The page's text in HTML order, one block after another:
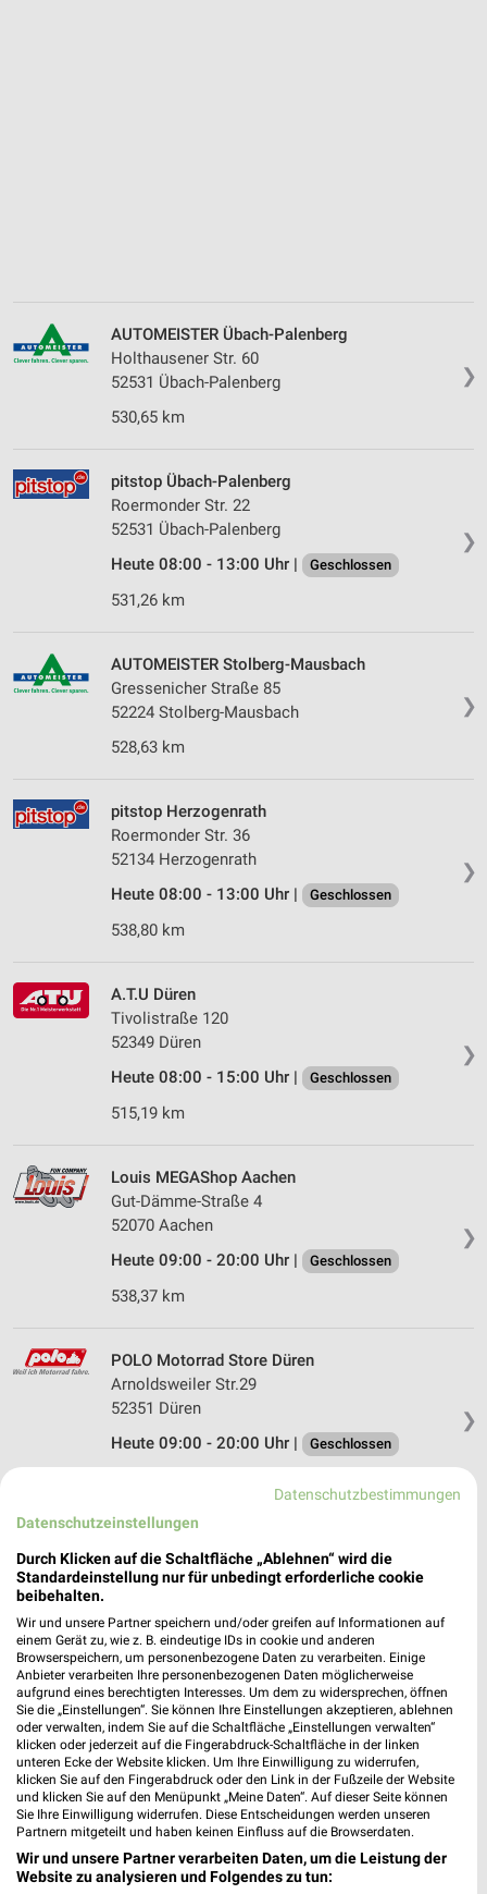
❯
AUTOMEISTER Übach-Palenberg
Holthausener Str. 60
52531 Übach-Palenberg
530,65 km
❯
pitstop Übach-Palenberg
Roermonder Str. 22
52531 Übach-Palenberg
Heute 08:00 - 13:00 Uhr |
Geschlossen
531,26 km
❯
AUTOMEISTER Stolberg-Mausbach
Gressenicher Straße 85
52224 Stolberg-Mausbach
528,63 km
❯
pitstop Herzogenrath
Roermonder Str. 36
52134 Herzogenrath
Heute 08:00 - 13:00 Uhr |
Geschlossen
538,80 km
❯
A.T.U Düren
Tivolistraße 120
52349 Düren
Heute 08:00 - 15:00 Uhr |
Geschlossen
515,19 km
❯
Louis MEGAShop Aachen
Gut-Dämme-Straße 4
52070 Aachen
Heute 09:00 - 20:00 Uhr |
Geschlossen
538,37 km
❯
POLO Motorrad Store Düren
Arnoldsweiler Str.29
52351 Düren
Heute 09:00 - 20:00 Uhr |
Geschlossen
Hubert-Wienen-Straße 30
52070 Aachen
Heute 08:00 - 14:00 Uhr | Geschlossen
538,61 km
POLO Motorrad Store Aachen
Grüner Weg 21-23
52070 Aachen
Heute 10:00 - 19:00 Uhr | Geschlossen
Datenschutzbestimmungen
Datenschutzeinstellungen
Durch Klicken auf die Schaltfläche „Ablehnen“ wird die
Standardeinstellung nur für unbedingt erforderliche cookie
beibehalten.
Wir und unsere Partner speichern und/oder greifen auf Informationen auf
einem Gerät zu, wie z. B. eindeutige IDs in cookie und anderen
Browserspeichern, um personenbezogene Daten zu verarbeiten. Einige
Anbieter verarbeiten Ihre personenbezogenen Daten möglicherweise
aufgrund eines berechtigten Interesses. Um dem zu widersprechen, öffnen
Sie die „Einstellungen“. Sie können Ihre Einstellungen akzeptieren, ablehnen
oder verwalten, indem Sie auf die Schaltfläche „Einstellungen verwalten“
klicken oder jederzeit auf die Fingerabdruck-Schaltfläche in der linken
unteren Ecke der Website klicken. Um Ihre Einwilligung zu widerrufen,
klicken Sie auf den Fingerabdruck oder den Link in der Fußzeile der Website
und klicken Sie auf den Menüpunkt „Meine Daten“. Auf dieser Seite können
Sie Ihre Einwilligung widerrufen. Diese Entscheidungen werden unseren
Partnern mitgeteilt und haben keinen Einfluss auf die Browserdaten.
Wir und unsere Partner verarbeiten Daten, um die Leistung der
Website zu analysieren und Folgendes zu tun: